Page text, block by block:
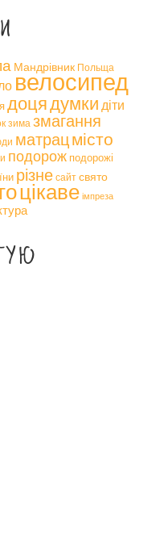
Мандрівник Польща
велосипед
доцядумки діти
зима змагання
матрацмісто
подорож подорожі
різне сайт свято
цікаве імпреза